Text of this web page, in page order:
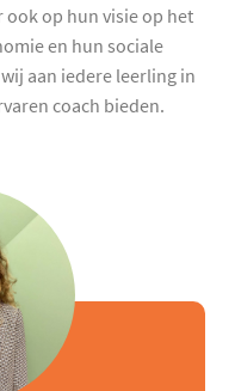
op hun visie op het
en hun sociale
aan iedere leerling in
coach bieden.